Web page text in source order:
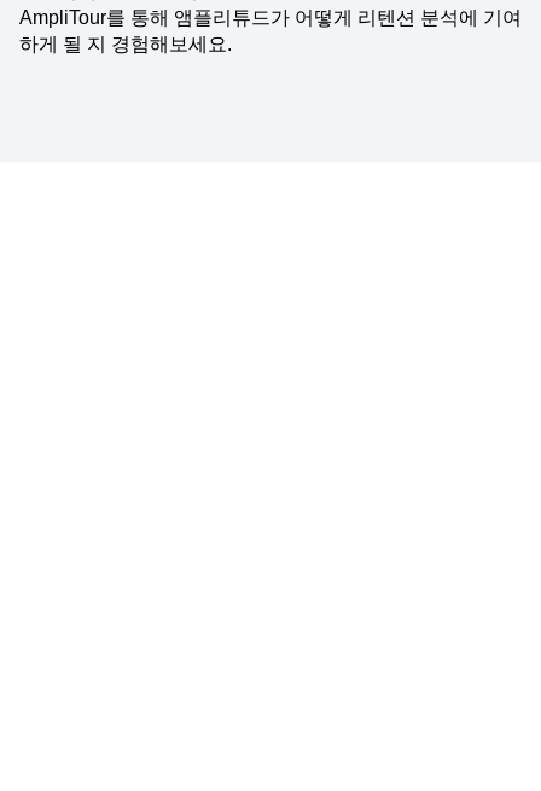
AmpliTour를 통해 앰플리튜드가 어떻게 리텐션 분석에 기여
하게 될 지 경험해보세요.